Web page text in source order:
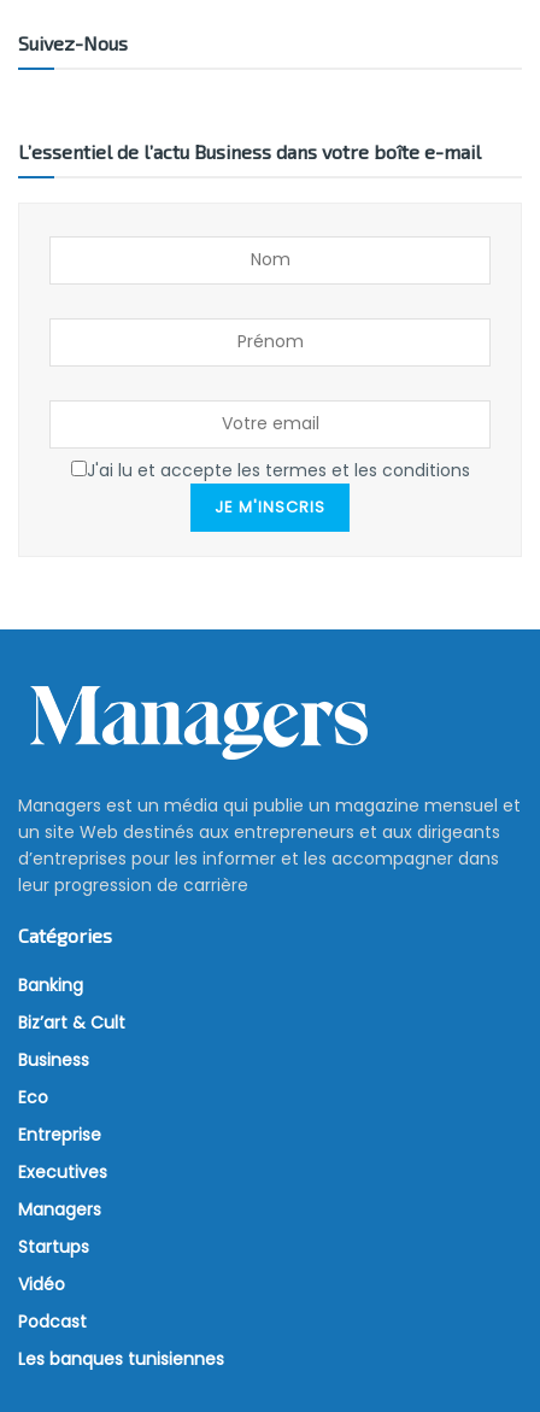
Suivez-Nous
L’essentiel de l’actu Business dans votre boîte e-mail
J'ai lu et accepte les termes et les conditions
JE M'INSCRIS
Managers est un média qui publie un magazine mensuel et
un site Web destinés aux entrepreneurs et aux dirigeants
d’entreprises pour les informer et les accompagner dans
leur progression de carrière
Catégories
Banking
Biz’art & Cult
Business
Eco
Entreprise
Executives
Managers
Startups
Vidéo
Podcast
Les banques tunisiennes